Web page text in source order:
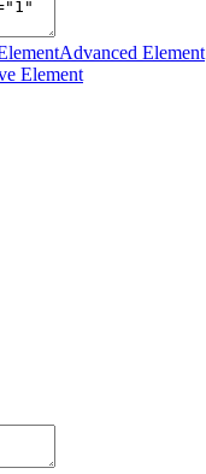
Advanced Element
Element